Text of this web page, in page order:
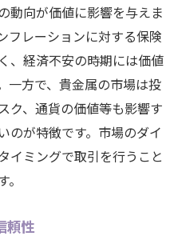
動向が価値に影響を与えま
フレーションに対する保険
、経済不安の時期には価値
一方で、貴金属の市場は投
ク、通貨の価値等も影響す
のが特徴です。市場のダイ
イミングで取引を行うこと
頼性